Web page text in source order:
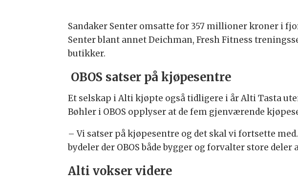
Sandaker Senter omsatte for 357 millioner kroner i
Senter blant annet Deichman, Fresh Fitness
butikker.
OBOS satser på kjøpesentre
Et selskap i Alti kjøpte også tidligere i år Alti Tasta
Bøhler i OBOS opplyser at de fem gjenværende
– Vi satser på kjøpesentre og det skal vi fortsette
bydeler der OBOS både bygger og forvalter store deler
Alti vokser videre